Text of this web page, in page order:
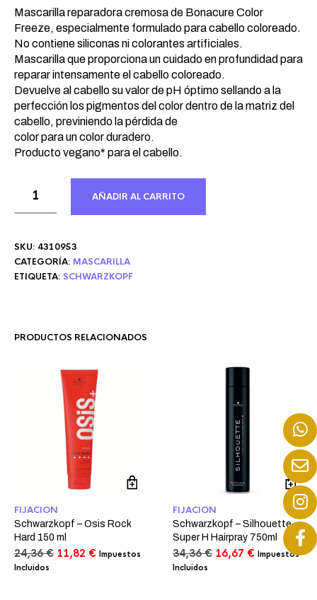
Mascarilla reparadora cremosa de Bonacure Color
Freeze, especialmente formulado para cabello coloreado.
No contiene siliconas ni colorantes artificiales.
Mascarilla que proporciona un cuidado en profundidad para
reparar intensamente el cabello coloreado.
Devuelve al cabello su valor de pH óptimo sellando a la
perfección los pigmentos del color dentro de la matriz del
cabello, previniendo la pérdida de
color para un color duradero.
Producto vegano* para el cabello.
AÑADIR AL CARRITO
SKU: 4310953
CATEGORÍA: MASCARILLA
ETIQUETA: SCHWARZKOPF
PRODUCTOS RELACIONADOS
FIJACION
Schwarzkopf – Osis Rock
Hard 150 ml
24,36€ El
11,82 €ElImpuestos
Incluidos
FIJACION
Schwarzkopf – Silhouette
Super H Hairpray 750ml
34,36€ El
16,67 €ElImpuestos
Incluidos